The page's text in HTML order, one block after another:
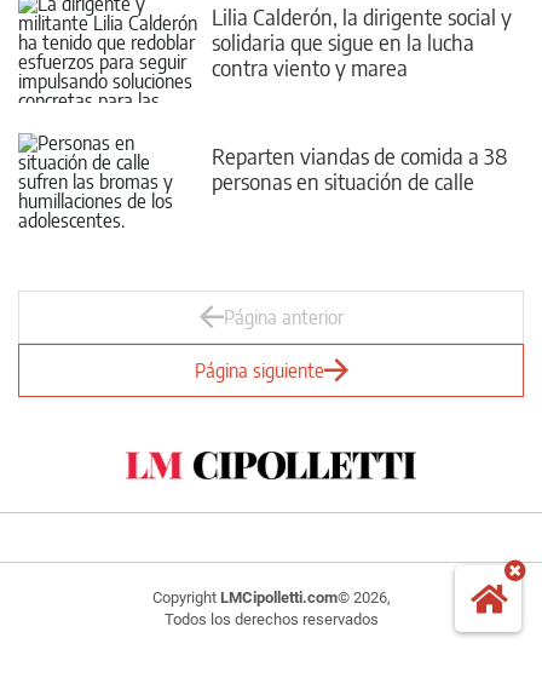
Lilia Calderón, la dirigente social y
solidaria que sigue en la lucha
contra viento y marea
Reparten viandas de comida a 38
personas en situación de calle
Página anterior
Página siguiente
Copyright LMCipolletti.com© 2026,
Todos los derechos reservados